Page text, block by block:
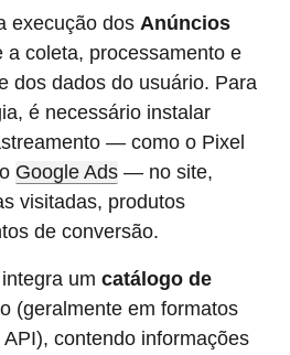
execução dos Anúncios
a coleta, processamento e
dos dados do usuário. Para
é necessário instalar
— como o Pixel
Google Ads — no site,
visitadas, produtos
de conversão.
um catálogo de
(geralmente em formatos
contendo informações